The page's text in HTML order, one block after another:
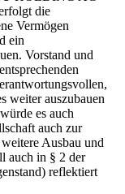
die
Vermögen
ein
Vorstand und
weiter auszubauen
es auch
auch zur
Ausbau und
auch in § 2 der
reflektiert